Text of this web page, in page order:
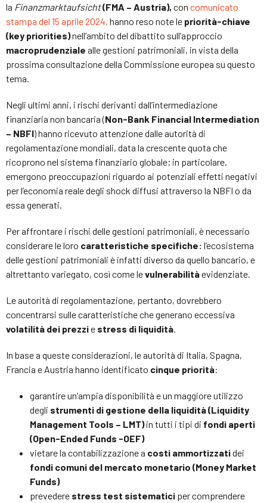
la Finanzmarktaufsicht(FMA – Austria), con comunicato
stampa del 15 aprile 2024, hanno reso note le priorità-chiave
(key priorities)nell’ambito del dibattito sull’approccio
macroprudenziale alle gestioni patrimoniali, in vista della
prossima consultazione della Commissione europea su questo
tema.
Negli ultimi anni, i rischi derivanti dall’intermediazione
finanziaria non bancaria (Non-Bank Financial Intermediation
– NBFI) hanno ricevuto attenzione dalle autorità di
regolamentazione mondiali, data la crescente quota che
ricoprono nel sistema finanziario globale; in particolare,
emergono preoccupazioni riguardo ai potenziali effetti negativi
per l’economia reale degli shock diffusi attraverso la NBFI o da
essa generati.
Per affrontare i rischi delle gestioni patrimoniali, è necessario
considerare le loro caratteristiche specifiche: l’ecosistema
delle gestioni patrimoniali è infatti diverso da quello bancario, e
altrettanto variegato, così come levulnerabilitàevidenziate.
Le autorità di regolamentazione, pertanto, dovrebbero
concentrarsi sulle caratteristiche che generano eccessiva
volatilità dei prezzie stress di liquidità.
In base a queste considerazioni, le autorità di Italia, Spagna,
Francia e Austria hanno identificato cinque priorità:
garantire un’ampia disponibilità e un maggiore utilizzo
degli strumenti di gestione della liquidità (Liquidity
Management Tools – LMT)in tutti i tipi di fondi aperti
(Open-Ended Funds -OEF)
vietare la contabilizzazione a costi ammortizzatidei
fondi comuni del mercato monetario (Money Market
Funds)
prevedere stress test sistematici per comprendere